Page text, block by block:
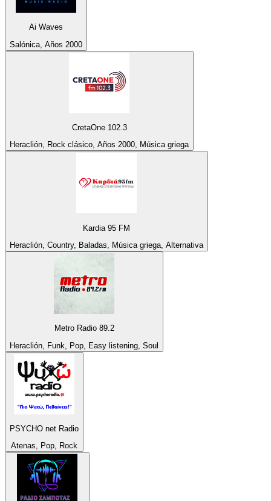
Ai Waves
Salónica, Años 2000
CretaOne 102.3
Heraclión, Rock clásico, Años 2000, Música griega
Kardia 95 FM
Heraclión, Country, Baladas, Música griega, Alternativa
Metro Radio 89.2
Heraclión, Funk, Pop, Easy listening, Soul
PSYCHO net Radio
Atenas, Pop, Rock